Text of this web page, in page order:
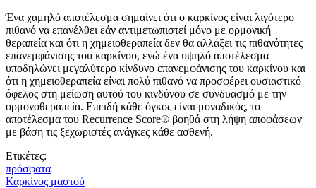
Ένα χαμηλό αποτέλεσμα σημαίνει ότι ο καρκίνος είναι λιγότερο
πιθανό να επανέλθει εάν αντιμετωπιστεί μόνο με ορμονική
θεραπεία και ότι η χημειοθεραπεία δεν θα αλλάξει τις πιθανότητες
επανεμφάνισης του καρκίνου, ενώ ένα υψηλό αποτέλεσμα
υποδηλώνει μεγαλύτερο κίνδυνο επανεμφάνισης του καρκίνου και
ότι η χημειοθεραπεία είναι πολύ πιθανό να προσφέρει ουσιαστικό
όφελος στη μείωση αυτού του κινδύνου σε συνδυασμό με την
ορμονοθεραπεία. Επειδή κάθε όγκος είναι μοναδικός, το
αποτέλεσμα του Recurrence Score® βοηθά στη λήψη αποφάσεων
με βάση τις ξεχωριστές ανάγκες κάθε ασθενή.
Ετικέτες:
πρόσφατα
Καρκίνος μαστού